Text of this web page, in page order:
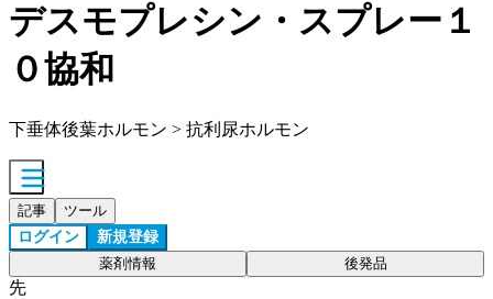
デスモプレシン・スプレー１
０協和
下垂体後葉ホルモン > 抗利尿ホルモン
記事 ツール
ログイン 新規登録
薬剤情報 後発品
先